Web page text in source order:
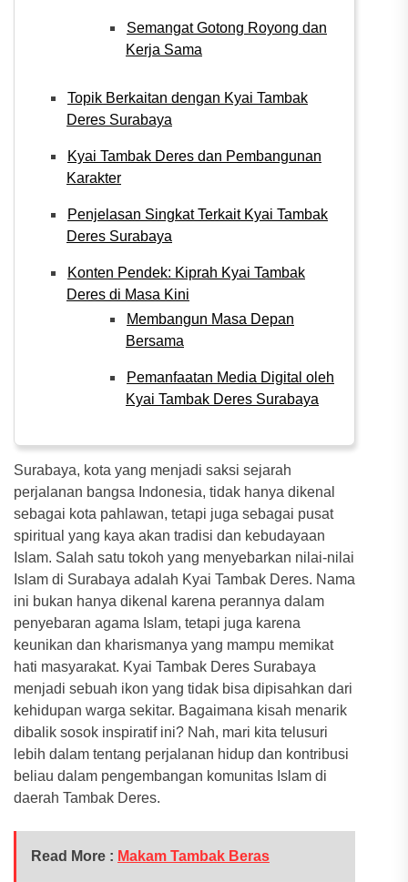
Semangat Gotong Royong dan
Kerja Sama
Topik Berkaitan dengan Kyai Tambak
Deres Surabaya
Kyai Tambak Deres dan Pembangunan
Karakter
Penjelasan Singkat Terkait Kyai Tambak
Deres Surabaya
Konten Pendek: Kiprah Kyai Tambak
Deres di Masa Kini
Membangun Masa Depan
Bersama
Pemanfaatan Media Digital oleh
Kyai Tambak Deres Surabaya
Surabaya, kota yang menjadi saksi sejarah
perjalanan bangsa Indonesia, tidak hanya dikenal
sebagai kota pahlawan, tetapi juga sebagai pusat
spiritual yang kaya akan tradisi dan kebudayaan
Islam. Salah satu tokoh yang menyebarkan nilai-nilai
Islam di Surabaya adalah Kyai Tambak Deres. Nama
ini bukan hanya dikenal karena perannya dalam
penyebaran agama Islam, tetapi juga karena
keunikan dan kharismanya yang mampu memikat
hati masyarakat. Kyai Tambak Deres Surabaya
menjadi sebuah ikon yang tidak bisa dipisahkan dari
kehidupan warga sekitar. Bagaimana kisah menarik
dibalik sosok inspiratif ini? Nah, mari kita telusuri
lebih dalam tentang perjalanan hidup dan kontribusi
beliau dalam pengembangan komunitas Islam di
daerah Tambak Deres.
Read More : Makam Tambak Beras